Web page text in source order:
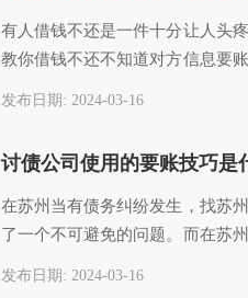
有人借钱不还是一件十分让人头
教你借钱不还不知道对方信息要
发布日期: 2024-03-16
在苏州当有债务纠纷发生，找苏
了一个不可避免的问题。而在苏
发布日期: 2024-03-16